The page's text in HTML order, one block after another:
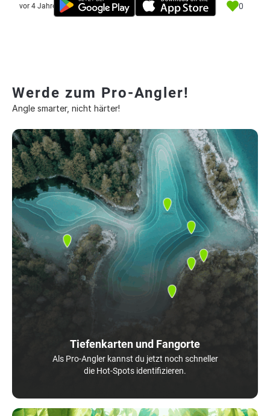
vor 4 Jahre 0
Werde zum Pro-Angler!
Angle smarter, nicht härter!
Tiefenkarten und Fangorte
Als Pro-Angler kannst du jetzt noch schneller
die Hot-Spots identifizieren.